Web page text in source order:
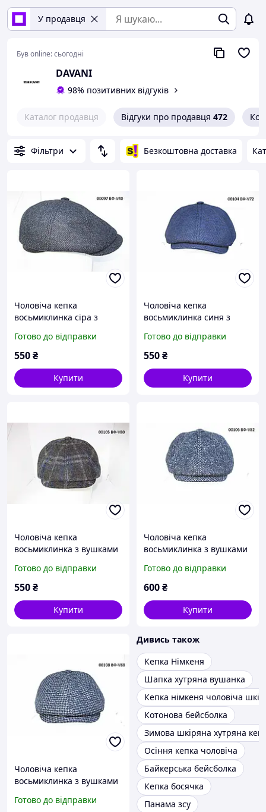
У продавця
Був online:сьогодні
DAVANI
98% позитивних відгуків
Каталог продавця Відгуки про продавця 472
Фільтри Безкоштовна доставка
Чоловіча кепка
восьмиклинка сіра з
Готово до відправки
550₴
Купити
Чоловіча кепка
восьмиклинка синя з
Готово до відправки
550₴
Купити
Чоловіча кепка
восьмиклинка з вушками
Готово до відправки
550₴
Купити
Чоловіча кепка
восьмиклинка з вушками
Готово до відправки
600₴
Купити
Чоловіча кепка
восьмиклинка з вушками
Готово до відправки
Дивись також
Кепка Німкеня
Шапка хутряна вушанка
Кепка німкеня чоловіча
Котонова бейсболка
Зимова шкіряна хутряна
Осіння кепка чоловіча
Байкерська бейсболка
Кепка босячка
Панама зсу